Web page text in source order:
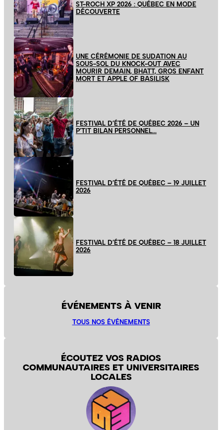
ST-ROCH XP 2026 : QUÉBEC EN MODE
DÉCOUVERTE
UNE CÉRÉMONIE DE SUDATION AU
SOUS-SOL DU KNOCK-OUT AVEC
MOURIR DEMAIN, BHATT, GROS ENFANT
MORT ET APPLE OF BASILISK
FESTIVAL D’ÉTÉ DE QUÉBEC 2026 – UN
P’TIT BILAN PERSONNEL…
FESTIVAL D’ÉTÉ DE QUÉBEC – 19 JUILLET
2026
FESTIVAL D’ÉTÉ DE QUÉBEC – 18 JUILLET
2026
ÉVÉNEMENTS À VENIR
TOUS NOS ÉVÉNEMENTS
ÉCOUTEZ VOS RADIOS
COMMUNAUTAIRES ET UNIVERSITAIRES
LOCALES